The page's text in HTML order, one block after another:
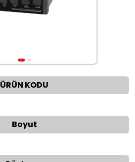
ÜRÜN KODU
Boyut